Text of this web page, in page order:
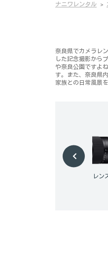
ナニワレンタル
奈良県でカメラレ
した記念撮影から
や奈良公園ですよ
す。また、奈良県
家族との日常風景
キヤノン